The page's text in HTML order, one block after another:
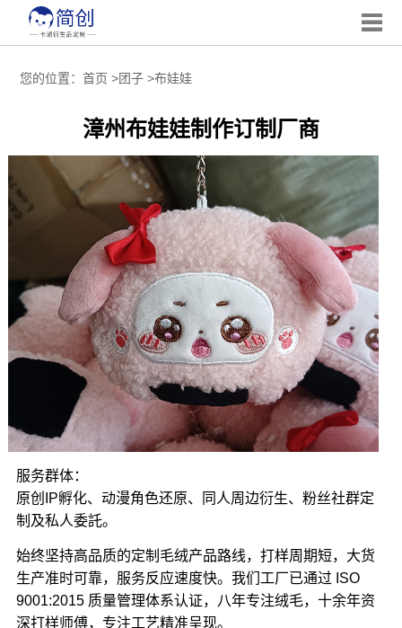
您的位置： 首页 >团子>布娃娃
漳州布娃娃制作订制厂商
服务群体：
原创IP孵化、动漫角色还原、同人周边衍生、粉丝社群定
制及私人委託。
始终坚持高品质的定制毛绒产品路线，打样周期短，大货
生产准时可靠，服务反应速度快。我们工厂已通过 ISO
9001:2015 质量管理体系认证，八年专注绒毛，十余年资
深打样师傅，专注工艺精准呈现。